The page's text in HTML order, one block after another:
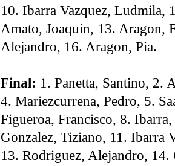
10. Ibarra Vazquez, Ludmila,
Amato, Joaquín, 13. Aragon,
Alejandro, 16. Aragon, Pia.
Final: 1. Panetta, Santino, 2.
4. Mariezcurrena, Pedro, 5.
Figueroa, Francisco, 8.
Gonzalez, Tiziano, 11. Ibarra
13. Rodriguez, Alejandro, 14.